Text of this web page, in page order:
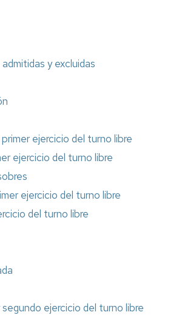
y excluidas
ejercicio del turno libre
ejercicio del turno libre
ejercicio del turno libre
del turno libre
ejercicio del turno libre